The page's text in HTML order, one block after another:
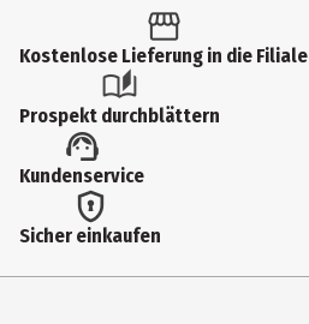
Kostenlose Lieferung in die Filiale
Prospekt durchblättern
Kundenservice
Sicher einkaufen